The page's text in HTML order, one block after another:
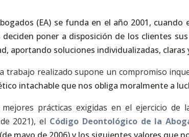
(EA) se funda en el año 2001,
poner a disposición de los clientes
aportando soluciones individualizadas, claras
trabajo realizado supone un compromiso
intachable que nos obliga moralmente a
prácticas exigidas en el ejercicio
2021), el Código Deontológico de la